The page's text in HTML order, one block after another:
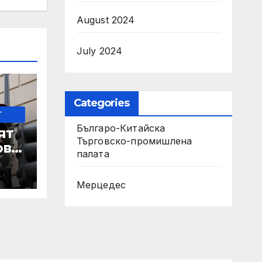
August 2024
July 2024
Categories
Българо-Китайска
Търговско-промишлена
палaта
Мерцедес